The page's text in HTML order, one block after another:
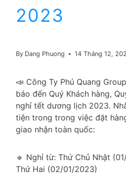
2023
By Dang Phuong 14 Tháng 12,
📣 Công Ty Phú Quang
báo đến Quý Khách hàng,
nghỉ tết dương lịch 2023.
tiện trong trong việc đặt
giao nhận toàn quốc:
🔹 Nghỉ từ: Thứ Chủ Nhật
Thứ Hai (02/01/2023)